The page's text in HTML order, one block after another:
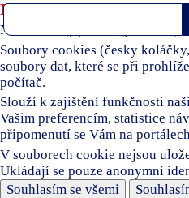
Používáme soubory
Naše stránky používají soubory
Soubory cookies (česky
soubory dat, které se při
počítač.
Slouží k zajištění funkčnosti
Vašim preferencím, statistice
připomenutí se Vám na
V souborech cookie nejsou
Ukládají se pouze anonymní
Souhlasím se všemi